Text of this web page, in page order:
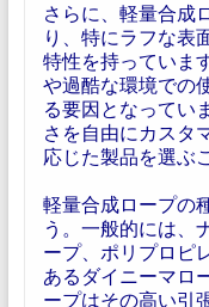
さらに、軽量合成
り、特にラフな表
特性を持っていま
や過酷な環境での
る要因となってい
さを自由にカスタ
応じた製品を選ぶ
軽量合成ロープの
う。一般的には、
ープ、ポリプロピ
あるダイニーマロ
ープはその高い引